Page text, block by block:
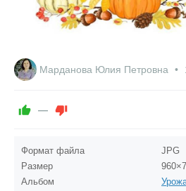
Марданова Юлия Петровна
—
Формат файла
JPG
Размер
Альбом